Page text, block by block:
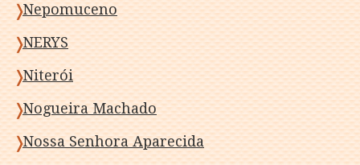
Nepomuceno
NERYS
Niterói
Nogueira Machado
Nossa Senhora Aparecida